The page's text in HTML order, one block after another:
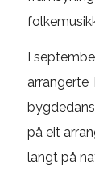
I
på eit
langt på